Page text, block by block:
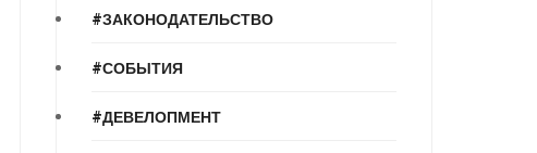
#ЗАКОНОДАТЕЛЬСТВО
#СОБЫТИЯ
#ДЕВЕЛОПМЕНТ